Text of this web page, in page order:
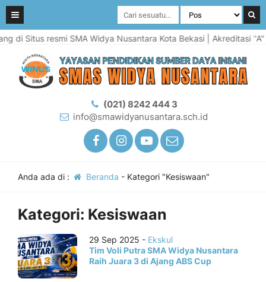
di Situs resmi SMA Widya Nusantara Kota Bekasi | Akreditasi "A"
(021) 8242 444 3
info@smawidyanusantara.sch.id
Anda ada di : Beranda - Kategori "Kesiswaan"
Kategori: Kesiswaan
29 Sep 2025 - Ekskul
Tim Voli Putra SMA Widya Nusantara
Raih Juara 3 di Ajang ABS Cup